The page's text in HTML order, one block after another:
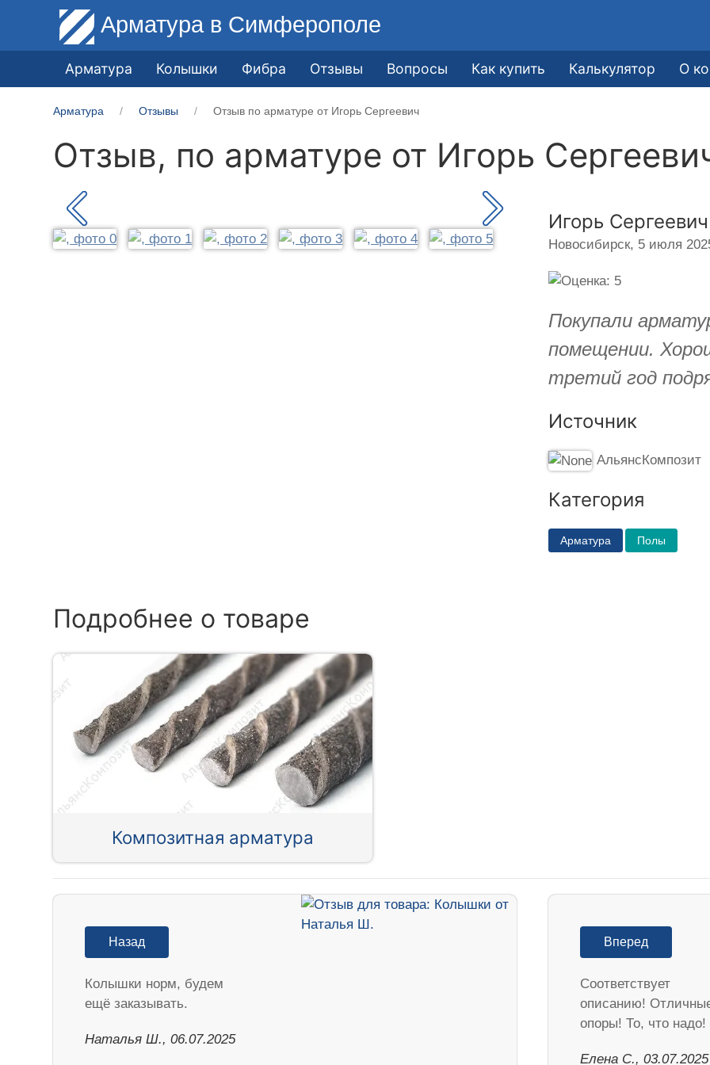
Арматура в Симферополе
Арматура Колышки Фибра Отзывы Вопросы Как купить Калькулятор О
Арматура Отзывы Отзыв по арматуре от Игорь Сергеевич
Отзыв, по арматуре от Игорь
Игорь Сергеевич
Новосибирск, 5 июля
Покупали
помещении.
третий год
Источник
АльянсКомпозит
Категория
Арматура Полы
Подробнее о товаре
Композитная арматура
Назад
Колышки норм, будем
ещё заказывать.
Наталья Ш., 06.07.2025
Вперед
Соответствует
описанию!
опоры! То, что надо!
Елена С., 03.07.2025